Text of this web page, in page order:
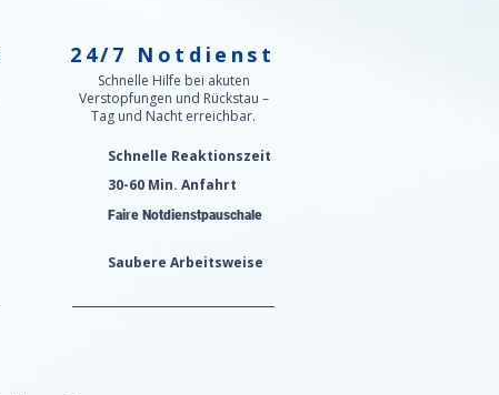
24/7 Notdienst
Schnelle Hilfe bei akuten
Verstopfungen und Rückstau –
Tag und Nacht erreichbar.
Schnelle Reaktionszeit
30-60 Min. Anfahrt
Faire Notdienstpauschale
Saubere Arbeitsweise